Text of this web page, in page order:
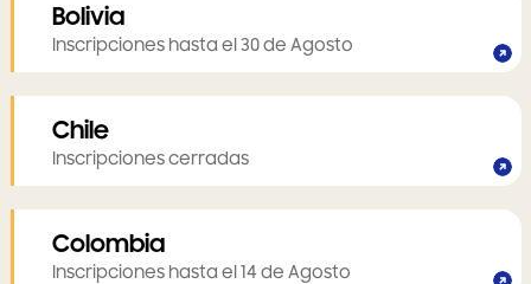
Bolivia
Inscripciones hasta el 30 de Agosto
Chile
Inscripciones cerradas
Colombia
Inscripciones hasta el 14 de Agosto